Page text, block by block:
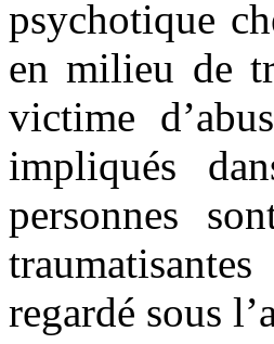
psychotique
en milieu de
victime
impliqués
personnes
regardé sous